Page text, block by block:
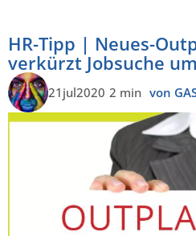
HR-Tipp | Neues-
verkürzt Jobsuche
21jul2020 2 min von